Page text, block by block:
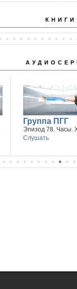
КНИГИ
Группа ПГГ
Эпизод 78. Часы.
Слушать